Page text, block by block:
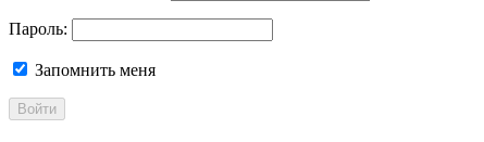
Пароль:
Запомнить меня
Войти